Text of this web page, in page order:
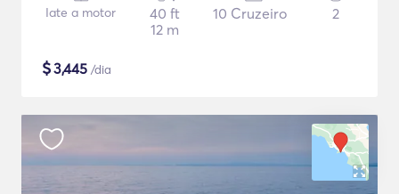
Iate a motor
40 ft
12 m
10 Cruzeiro 2
$3,445 /dia